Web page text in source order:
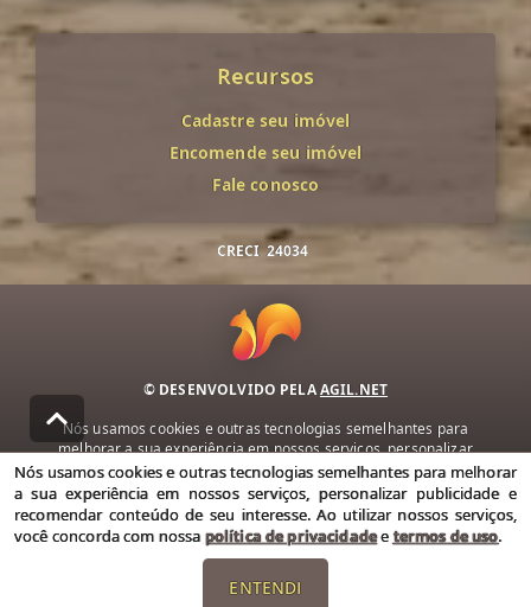
Recursos
Cadastre seu imóvel
Encomende seu imóvel
Fale conosco
CRECI 24034
© DESENVOLVIDO PELAAGIL.NET
Nós usamos cookies e outras tecnologias semelhantes para
melhorar a sua experiência em nossos serviços, personalizar
publicidade e recomendar conteúdo de seu interesse. Ao utilizar
nossos serviços, você concorda com nossa política de privacidade e
termos de uso.
Política de Privacidade Termos de uso
Nós usamos cookies e outras tecnologias semelhantes para melhorar
a sua experiência em nossos serviços, personalizar publicidade e
recomendar conteúdo de seu interesse. Ao utilizar nossos serviços,
você concorda com nossa política de privacidadeetermos de uso.
ENTENDI